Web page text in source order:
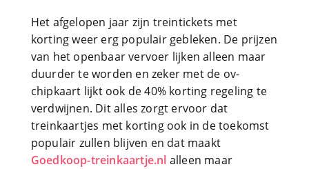
Het afgelopen jaar zijn treintickets met
korting weer erg populair gebleken. De prijzen
van het openbaar vervoer lijken alleen maar
duurder te worden en zeker met de ov-
chipkaart lijkt ook de 40% korting regeling te
verdwijnen. Dit alles zorgt ervoor dat
treinkaartjes met korting ook in de toekomst
populair zullen blijven en dat maakt
Goedkoop-treinkaartje.nl alleen maar